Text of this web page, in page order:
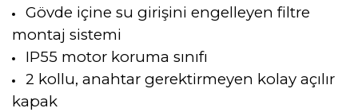
Gövde içine su girişini engelleyen filtre
montaj sistemi
IP55 motor koruma sınıfı
2 kollu, anahtar gerektirmeyen kolay açılır
kapak